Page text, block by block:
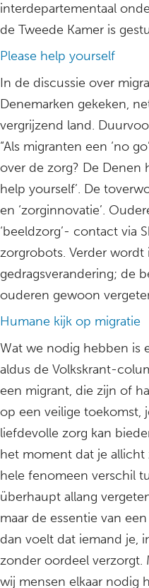
interdepartementaal
de Tweede Kamer is
Please help yourself
In de discussie over
Denemarken gekeken,
vergrijzend land.
“Als migranten een ‘no
over de zorg? De Denen
help yourself’. De
en ‘zorginnovatie’.
‘beeldzorg’- contact via
zorgrobots. Verder wordt
gedragsverandering; de
ouderen gewoon
Humane kijk op migratie
Wat we nodig hebben is
aldus de Volkskrant-
een migrant, die zijn of
op een veilige toekomst,
liefdevolle zorg kan
het moment dat je
hele fenomeen verschil
überhaupt allang
maar de essentie van
dan voelt dat iemand je,
zonder oordeel verzorgt.
wij mensen elkaar nodig